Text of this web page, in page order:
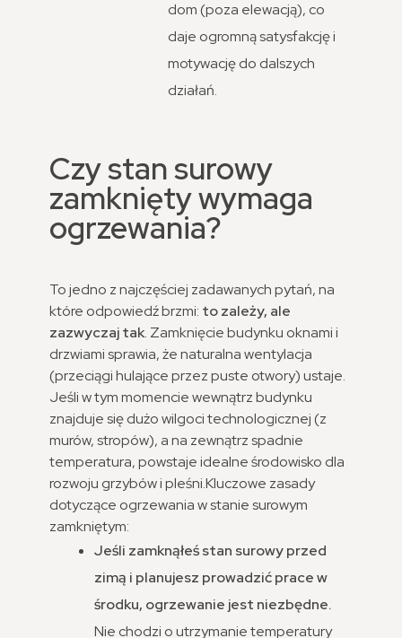
dom (poza elewacją), co
daje ogromną satysfakcję i
motywację do dalszych
działań.
Czy stan surowy
zamknięty wymaga
ogrzewania?
To jedno z najczęściej zadawanych pytań, na
które odpowiedź brzmi: to zależy, ale
zazwyczaj tak. Zamknięcie budynku oknami i
drzwiami sprawia, że naturalna wentylacja
(przeciągi hulające przez puste otwory) ustaje.
Jeśli w tym momencie wewnątrz budynku
znajduje się dużo wilgoci technologicznej (z
murów, stropów), a na zewnątrz spadnie
temperatura, powstaje idealne środowisko dla
rozwoju grzybów i pleśni.Kluczowe zasady
dotyczące ogrzewania w stanie surowym
zamkniętym:
Jeśli zamknąłeś stan surowy przed
zimą i planujesz prowadzić prace w
środku, ogrzewanie jest niezbędne.
Nie chodzi o utrzymanie temperatury